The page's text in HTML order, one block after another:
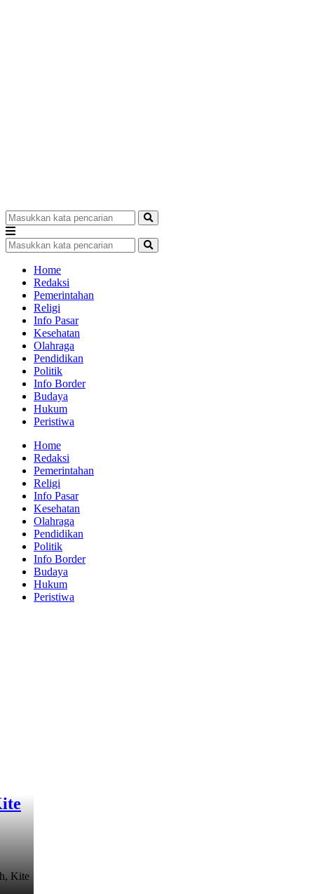
Home
Redaksi
Pemerintahan
Religi
Info Pasar
Kesehatan
Olahraga
Pendidikan
Politik
Info Border
Budaya
Hukum
Peristiwa
Home
Redaksi
Pemerintahan
Religi
Info Pasar
Kesehatan
Olahraga
Pendidikan
Politik
Info Border
Budaya
Hukum
Peristiwa
Kite